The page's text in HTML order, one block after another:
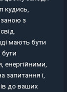
кудись,
з
мають бути
енергійними,
запитання і,
до ваших